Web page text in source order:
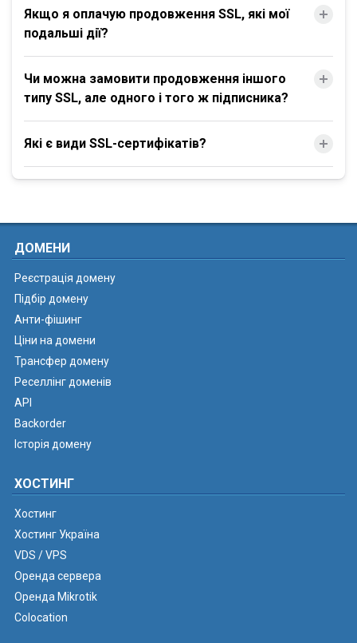
Якщо я оплачую продовження SSL, які мої
подальші дії?
Чи можна замовити продовження іншого
типу SSL, але одного і того ж підписника?
Які є види SSL-сертифікатів?
ДОМЕНИ
Реєстрація домену
Підбір домену
Анти-фішинг
Ціни на домени
Трансфер домену
Реселлінг доменів
API
Backorder
Історія домену
ХОСТИНГ
Хостинг
Хостинг Україна
VDS / VPS
Оренда сервера
Оренда Mikrotik
Colocation